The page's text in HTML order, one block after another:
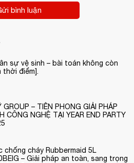
bình luận
sự vệ sinh – bài toán không còn
thời điểm].
GROUP – TIÊN PHONG GIẢI PHÁP
CÔNG NGHỆ TẠI YEAR END PARTY
chống cháy Rubbermaid 5L
– Giải pháp an toàn, sang trọng